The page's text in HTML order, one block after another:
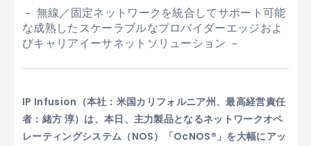
－ 無線／固定ネットワークを統合してサポート可能
な成熟したスケーラブルなプロバイダーエッジおよ
びキャリアイーサネットソリューション －
IP Infusion（本社：米国カリフォルニア州、最高経営責任
者：緒方 淳）は、本日、主力製品となるネットワークオペ
レーティングシステム（NOS）「OcNOS®」を大幅にアッ